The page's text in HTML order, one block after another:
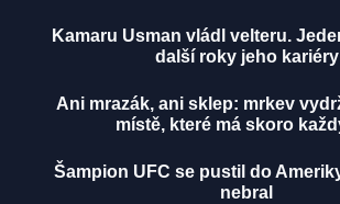
Kamaru Usman vládl velteru.
další roky jeho kariéry
Ani mrazák, ani sklep: mrkev
místě, které má skoro
Šampion UFC se pustil do
nebral